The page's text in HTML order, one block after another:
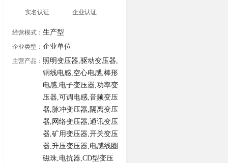
实名认证 企业认证
经营模式： 生产型
企业类型： 企业单位
主营产品： 照明变压器,驱动变压器,
铜线电感,空心电感,棒形
电感,电子变压器,功率变
压器,可调电感,音频变压
器,脉冲变压器,隔离变压
器,网络变压器,通讯变压
器,矿用变压器,开关变压
器,升压变压器,电感线圈
磁珠,电抗器,CD型变压